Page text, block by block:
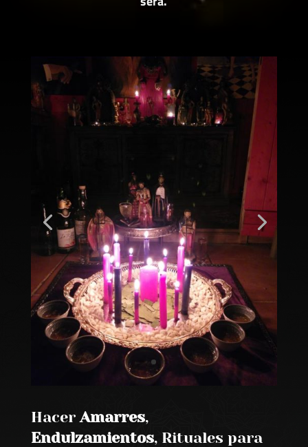
Hacer Amarres,
Endulzamientos, Rituales para